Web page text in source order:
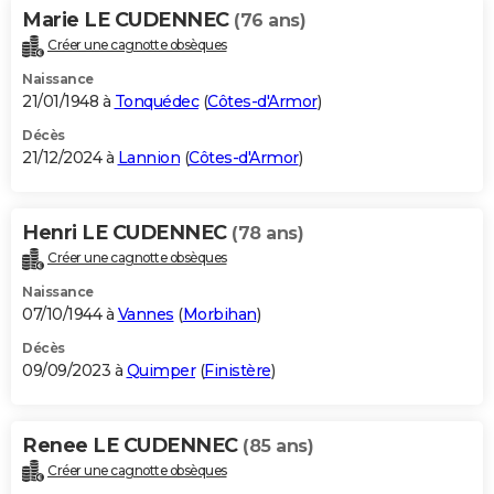
Bricolage
Lifestyle
Culture
Sport
Auto
Television
Voyage
Cinema
Marie LE CUDENNEC (76 ans)
Créer une cagnotte obsèques
Naissance
21/01/1948 à Tonquédec(Côtes-d'Armor)
Décès
21/12/2024 à Lannion (Côtes-d'Armor)
Henri LE CUDENNEC (78 ans)
Créer une cagnotte obsèques
Naissance
07/10/1944 à Vannes (Morbihan)
Décès
09/09/2023 à Quimper(Finistère)
Renee LE CUDENNEC (85 ans)
Créer une cagnotte obsèques